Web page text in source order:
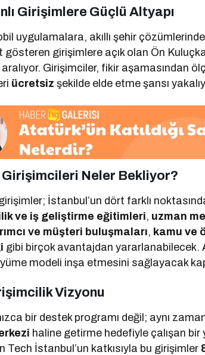
Girişimlere Güçlü Altyapı
uygulamalara, akıllı şehir
girişimlere açık olan Ön
aralıyor. Girişimciler, fikir aşamasından
ücretsiz şekilde elde etme şansı
Girişimcileri Neler Bekliyor?
İstanbul’un dört farklı
ve iş geliştirme eğitimleri, uzman
ve müşteri buluşmaları, kamu ve
gibi birçok avantajdan yararlanabilecek.
modeli inşa etmesini sağlayacak
Vizyonu
bir destek programı değil; aynı
haline getirme hedefiyle çalışan
Tech İstanbul’un katkısıyla bu girişimler